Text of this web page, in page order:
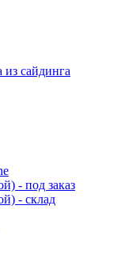
сайдинга
- под заказ
- склад